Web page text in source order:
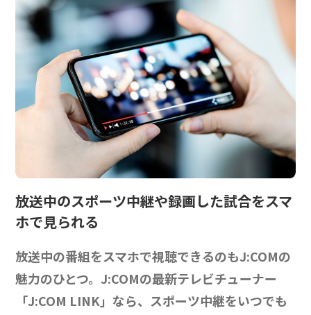
放送中のスポーツ中継や録画した試合をスマ
ホで見られる
放送中の番組をスマホで視聴できるのもJ:COMの
魅力のひとつ。J:COMの最新テレビチューナー
「J:COM LINK」なら、スポーツ中継をいつでも